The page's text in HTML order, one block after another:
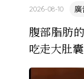
腹部脂肪
吃走大肚
2026-08-10